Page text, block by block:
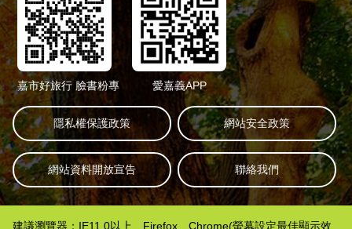
嘉市好旅行 臉書粉專 愛嘉義APP
隱私權保護政策 網站安全政策
網站資料開放宣告 聯絡我們
建議瀏覽器：IE11.0以上、Firefox、Chrome(螢幕設定最佳顯示效